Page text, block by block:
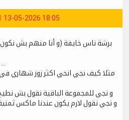
13-05-2026 18:05
برشة ناس خايفة (و أنا منهم بش
مثلا كيف نجي انحي اكثر زوز شهاري في
و نجي للمجموعة الباقية نقول بش
و نجي نقول لازم يكون عندنا ماكس